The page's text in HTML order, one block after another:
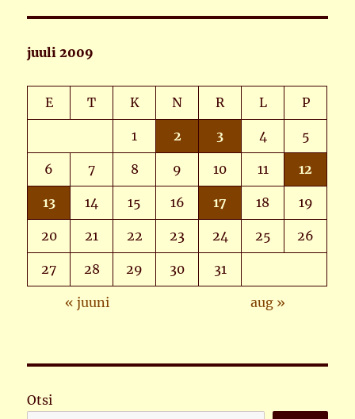
juuli 2009
E T K N R L P
1 2 3 4 5
6 7 8 9 10 11 12
13 14 15 16 17 18 19
20 21 22 23 24 25 26
27 28 29 30 31
« juuni aug »
Otsi